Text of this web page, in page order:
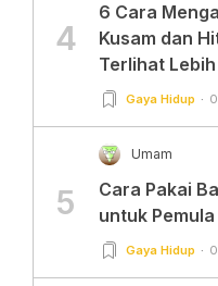
4
6 Cara
Kusam dan
Terlihat
Gampang
Gaya Hidup
5
Umam
Cara Pakai
untuk
Gaya Hidup